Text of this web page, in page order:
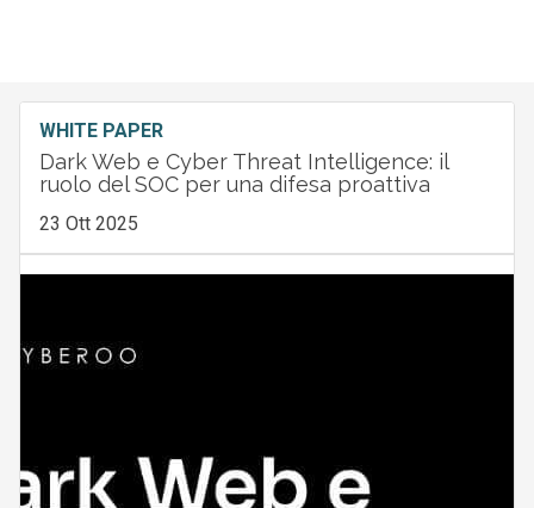
WHITE PAPER
Dark Web e Cyber Threat Intelligence: il
ruolo del SOC per una difesa proattiva
23 Ott 2025